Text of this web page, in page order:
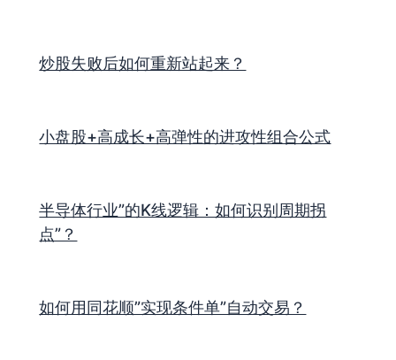
炒股失败后如何重新站起来？
小盘股+高成长+高弹性的进攻性组合公式
半导体行业”的K线逻辑：如何识别周期拐
点”？
如何用同花顺”实现条件单”自动交易？